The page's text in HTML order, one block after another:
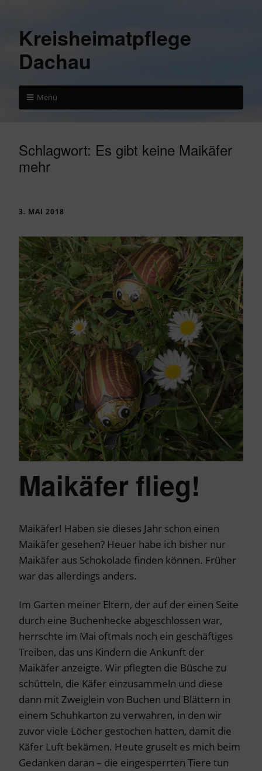
Kreisheimatpflege
Dachau
Menü
Schlagwort: Es gibt keine Maikäfer
mehr
3. MAI 2018
Maikäfer flieg!
Maikäfer! Haben sie dieses Jahr schon einen
Maikäfer gesehen? Heuer habe ich bisher nur
Maikäfer aus Schokolade finden können. Früher
war das allerdings anders.
Im Garten meiner Eltern, der auf der einen Seite
durch eine Buchenhecke abgeschlossen war,
herrschte im Mai oftmals noch ein geschäftiges
Treiben, das uns Kindern die Ankunft der
Maikäfer anzeigte. Wir pflegten die Büsche zu
schütteln, die Käfer einzusammeln und diese
dann mit Zweiglein von Buchen und Blättern in
einem Schuhkarton zu verwahren, in den wir
zuvor viele Löcher gestochen hatten, damit die
Käfer Luft bekämen. Heute gruselt es mich beim
Gedanken daran – die eingesperrten Tiere tun